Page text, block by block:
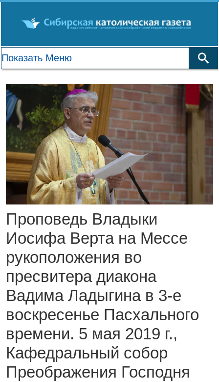
Проповедь Владыки
Иосифа Верта на Мессе
рукоположения во
пресвитера диакона
Вадима Ладыгина в 3-е
воскресенье Пасхального
времени. 5 мая 2019 г.,
Кафедральный собор
Преображения Господня